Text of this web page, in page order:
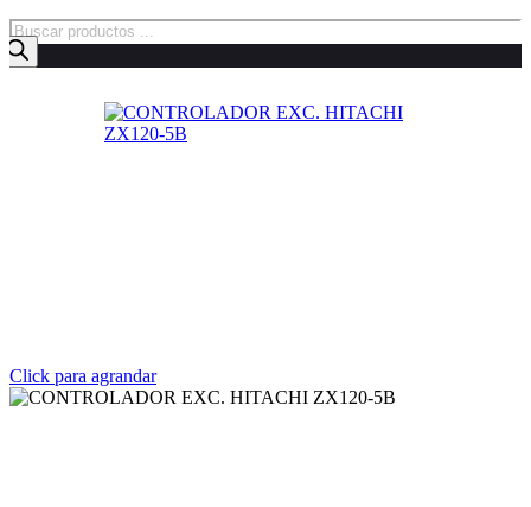
Búsqueda
de
productos
Click para agrandar